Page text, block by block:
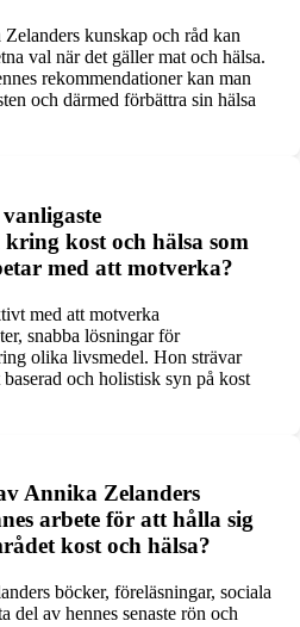
kunskap och råd kan
val när det gäller mat och hälsa.
rekommendationer kan man
och därmed förbättra sin hälsa
kost och hälsa som
med att motverka?
med att motverka
snabba lösningar för
olika livsmedel. Hon strävar
och holistisk syn på kost
Annika Zelanders
arbete för att hålla sig
kost och hälsa?
böcker, föreläsningar, sociala
del av hennes senaste rön och